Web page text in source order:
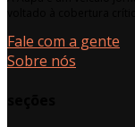
Fale com a gente
Sobre nós